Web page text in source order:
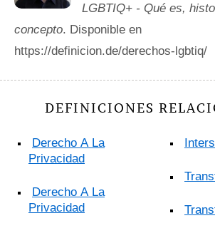
LGBTIQ+ - Qué es,
concepto. Disponible en
https://definicion.de/derechos-lgbtiq/
DEFINICIONES
Derecho A La
Privacidad
Derecho A La
Privacidad